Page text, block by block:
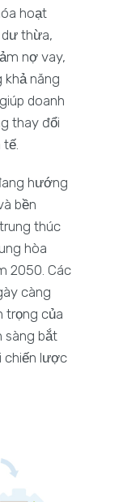
hoạt
thừa,
nợ vay,
khả năng
doanh
thay đổi
hướng
bền
thúc
hòa
2050. Các
càng
trọng của
sàng bắt
chiến lược